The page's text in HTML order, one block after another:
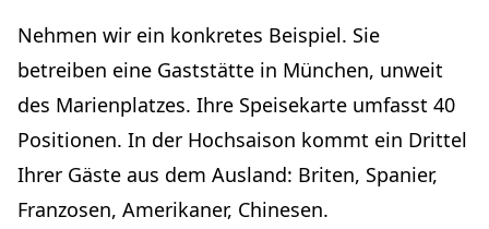
Nehmen wir ein konkretes Beispiel. Sie
betreiben eine Gaststätte in München, unweit
des Marienplatzes. Ihre Speisekarte umfasst 40
Positionen. In der Hochsaison kommt ein Drittel
Ihrer Gäste aus dem Ausland: Briten, Spanier,
Franzosen, Amerikaner, Chinesen.